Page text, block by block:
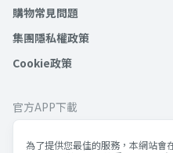
購物常見問題
集團隱私權政策
Cookie政策
官方APP下載
為了提供您最佳的服務，本網站會